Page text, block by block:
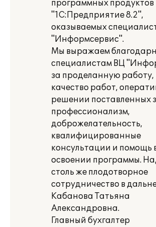
программных продуктов
"1С:Предприятие 8.2",
оказываемых
"Информсервис".
Мы выражаем
специалистам ВЦ
за проделанную работу,
качество работ,
решении поставленных
профессионализм,
доброжелательность,
квалифицированные
консультации и помощь
освоении программы.
столь же плодотворное
сотрудничество в
Кабанова Татьяна
Александровна.
Главный бухгалтер